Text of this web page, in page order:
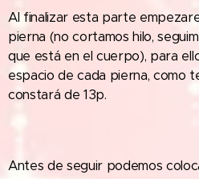
Al finalizar esta parte
pierna (no cortamos hilo,
que está en el cuerpo), para
espacio de cada pierna, como
constará de 13p.
Antes de seguir podemos